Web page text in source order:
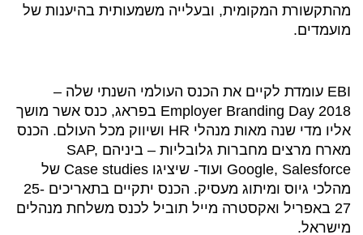
מהתקשורת המקומית, ובעלייה משמעותית בהיענות של
מועמדים.
EBI עומדת לקיים את הכנס העולמי השנתי שלה –
Employer Branding Day 2018 בפראג, כנס אשר מושך
אליו מדי שנה מאות מנהלי HR ושיווק מכל העולם. הכנס
מארח מרצים מחברות גלובליות – ביניהם SAP,
Google, Salesforce ועוד- שיציגו Case studies של
מהלכי גיוס ומיתוג מעסיק. הכנס יתקיים בתאריכים 25-
27 באפריל ואקסטרה מייל תוביל לכנס משלחת מנהלים
מישראל.